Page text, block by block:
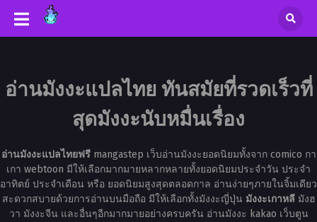
อ่านมังงะแปลไทย ทันสมัยที่รวดเร็วที่
สุดมังงะนับหมื่นเรื่อง
อ่านมังงะแปลไทยฟรีmangastep เว็บอ่านมังงะยอดนิยมทั้งจาก comico กา
เกา webtoon มีให้เลือกมากมายหลากหลายทั้งยอดนิยมประจำวัน ประจำ
อาทิตย์ ประจำเดือน หรือ ยอดนิยมสูงสุดตลอดกาล อ่านง่ายๆภายในจิ้มเดียว
สะดวกสบายด้วยการอ่านบนมือถือ มีให้เลือกทั้งมังงะญี่ปุ่น มังงะเกาหลีมังฮ
วา มังงะจีน และอื่นๆอีกมากมายอย่างครบครัน อ่านมังงะ kakao เว็บตูน